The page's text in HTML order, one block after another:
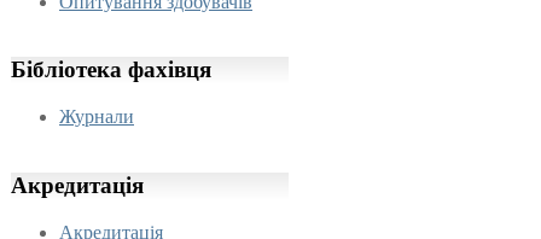
Бібліотека фахівця
Журнали
Акредитація
Акредитація